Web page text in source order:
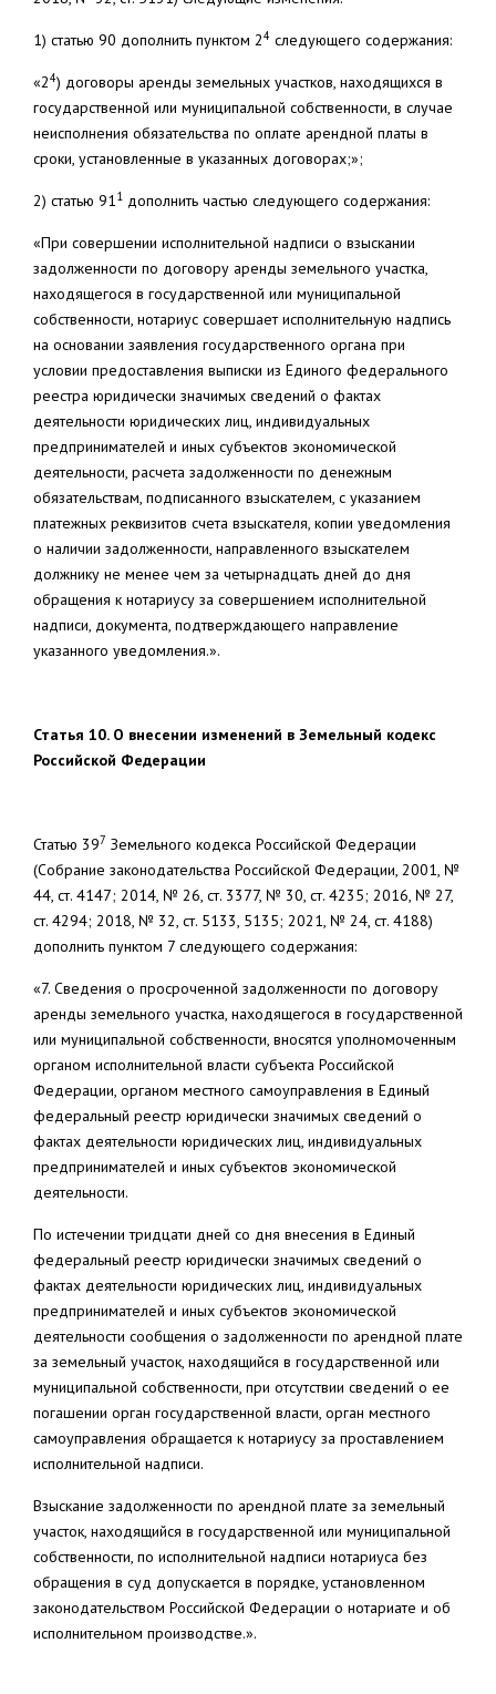
1) статью 90 дополнить пунктом 24 следующего содержания:
«24) договоры аренды земельных участков, находящихся в
государственной или муниципальной собственности, в случае
неисполнения обязательства по оплате арендной платы в
сроки, установленные в указанных договорах;»;
2) статью 911 дополнить частью следующего содержания:
«При совершении исполнительной надписи о взыскании
задолженности по договору аренды земельного участка,
находящегося в государственной или муниципальной
собственности, нотариус совершает исполнительную надпись
на основании заявления государственного органа при
условии предоставления выписки из Единого федерального
реестра юридически значимых сведений о фактах
деятельности юридических лиц, индивидуальных
предпринимателей и иных субъектов экономической
деятельности, расчета задолженности по денежным
обязательствам, подписанного взыскателем, с указанием
платежных реквизитов счета взыскателя, копии уведомления
о наличии задолженности, направленного взыскателем
должнику не менее чем за четырнадцать дней до дня
обращения к нотариусу за совершением исполнительной
надписи, документа, подтверждающего направление
указанного уведомления.».
Статья 10. О внесении изменений в Земельный кодекс
Российской Федерации
Статью 397 Земельного кодекса Российской Федерации
(Собрание законодательства Российской Федерации, 2001, №
44, ст. 4147; 2014, № 26, ст. 3377, № 30, ст. 4235; 2016, № 27,
ст. 4294; 2018, № 32, ст. 5133, 5135; 2021, № 24, ст. 4188)
дополнить пунктом 7 следующего содержания:
«7. Сведения о просроченной задолженности по договору
аренды земельного участка, находящегося в государственной
или муниципальной собственности, вносятся уполномоченным
органом исполнительной власти субъекта Российской
Федерации, органом местного самоуправления в Единый
федеральный реестр юридически значимых сведений о
фактах деятельности юридических лиц, индивидуальных
предпринимателей и иных субъектов экономической
деятельности.
По истечении тридцати дней со дня внесения в Единый
федеральный реестр юридически значимых сведений о
фактах деятельности юридических лиц, индивидуальных
предпринимателей и иных субъектов экономической
деятельности сообщения о задолженности по арендной плате
за земельный участок, находящийся в государственной или
муниципальной собственности, при отсутствии сведений о ее
погашении орган государственной власти, орган местного
самоуправления обращается к нотариусу за проставлением
исполнительной надписи.
Взыскание задолженности по арендной плате за земельный
участок, находящийся в государственной или муниципальной
собственности, по исполнительной надписи нотариуса без
обращения в суд допускается в порядке, установленном
законодательством Российской Федерации о нотариате и об
исполнительном производстве.».